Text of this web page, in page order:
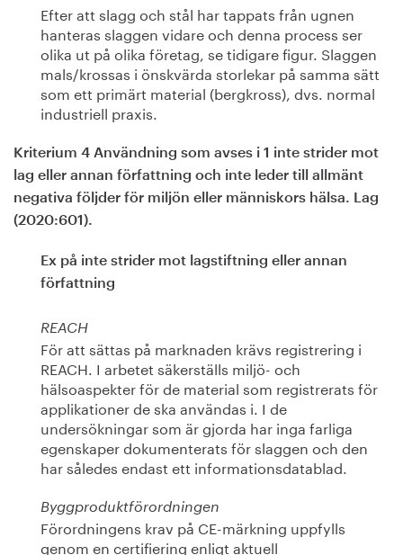
Efter att slagg och stål har tappats från ugnen
hanteras slaggen vidare och denna process ser
olika ut på olika företag, se tidigare figur. Slaggen
mals/krossas i önskvärda storlekar på samma sätt
som ett primärt material (bergkross), dvs. normal
industriell praxis.
Kriterium 4 Användning som avses i 1 inte strider mot
lag eller annan författning och inte leder till allmänt
negativa följder för miljön eller människors hälsa. Lag
(2020:601).
Ex på inte strider mot lagstiftning eller annan
författning
REACH
För att sättas på marknaden krävs registrering i
REACH. I arbetet säkerställs miljö- och
hälsoaspekter för de material som registrerats för
applikationer de ska användas i. I de
undersökningar som är gjorda har inga farliga
egenskaper dokumenterats för slaggen och den
har således endast ett informationsdatablad.
Byggproduktförordningen
Förordningens krav på CE-märkning uppfylls
genom en certifiering enligt aktuell